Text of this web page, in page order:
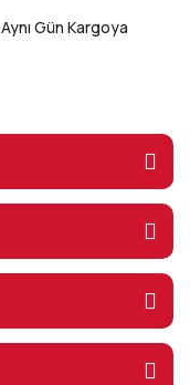
Gün Kargoya